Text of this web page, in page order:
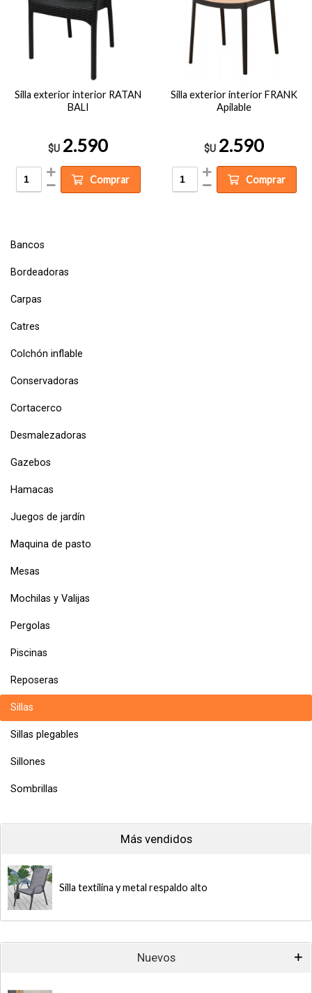
Bancos
Bordeadoras
Carpas
Catres
Colchón inflable
Conservadoras
Cortacerco
Desmalezadoras
Gazebos
Hamacas
Juegos de jardín
Maquina de pasto
Mesas
Mochilas y Valijas
Pergolas
Piscinas
Reposeras
Sillas
Sillas plegables
Sillones
Sombrillas
Más vendidos
Silla textilina y metal respaldo alto
Nuevos
Silla exterior interior RATAN
BALI
$U 2.590
Comprar
Silla exterior interior FRANK
Apilable
$U 2.590
Comprar